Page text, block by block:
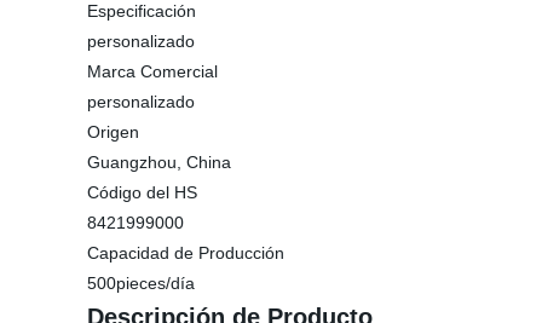
Especificación
personalizado
Marca Comercial
personalizado
Origen
Guangzhou, China
Código del HS
8421999000
Capacidad de Producción
500pieces/día
Descripción de Producto